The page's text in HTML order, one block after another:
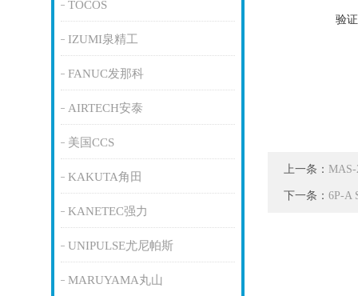
TOCOS
IZUMI泉精工
FANUC发那科
AIRTECH安泰
美国CCS
KAKUTA角田
KANETEC强力
UNIPULSE尤尼帕斯
MARUYAMA丸山
验
上一条：
下一条： 6P-A